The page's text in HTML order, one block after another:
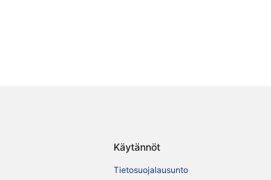
Käytännöt
Tietosuojalausunto